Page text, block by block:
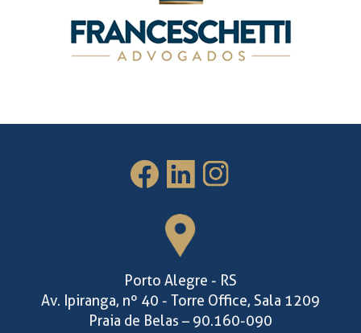
Porto Alegre - RS
Av. Ipiranga, nº 40 - Torre Office, Sala 1209
Praia de Belas – 90.160-090